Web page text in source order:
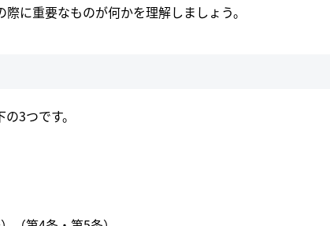
に重要なものが何かを理解しましょう。
3つです。